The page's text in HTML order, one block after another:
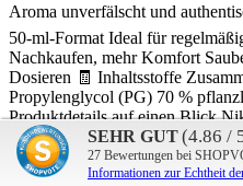
Aroma unverfälscht und
50-ml-Format Ideal für
Nachkaufen, mehr Komfort
Dosieren 🧾 Inhaltsstoffe
Propylenglycol (PG) 70 %
Produktdetails auf einen Blick
Geschmack: neutral
Inhalt:50 Milliliter(659,00 €* /
SEHR GUT(4.86 /
27 Bewertungen bei
Informationen zur Echtheit